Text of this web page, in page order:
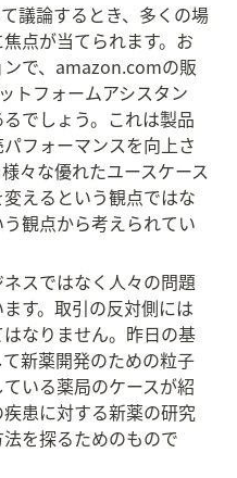
議論するとき、多くの場
点が当てられます。お
で、amazon.comの販
トフォームアシスタン
でしょう。これは製品
フォーマンスを向上さ
々な優れたユースケース
えるという観点ではな
観点から考えられてい
スではなく人々の問題
す。取引の反対側には
なりません。昨日の基
新薬開発のための粒子
いる薬局のケースが紹
患に対する新薬の研究
を探るためのもので